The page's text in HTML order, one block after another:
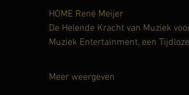
HOME René Meijer
De Helende Kracht van Muziek
Muziek Entertainment, een
Meer weergeven